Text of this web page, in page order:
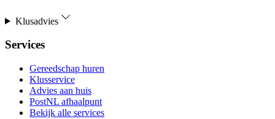
Klusadvies
Services
Gereedschap huren
Klusservice
Advies aan huis
PostNL afhaalpunt
Bekijk alle services